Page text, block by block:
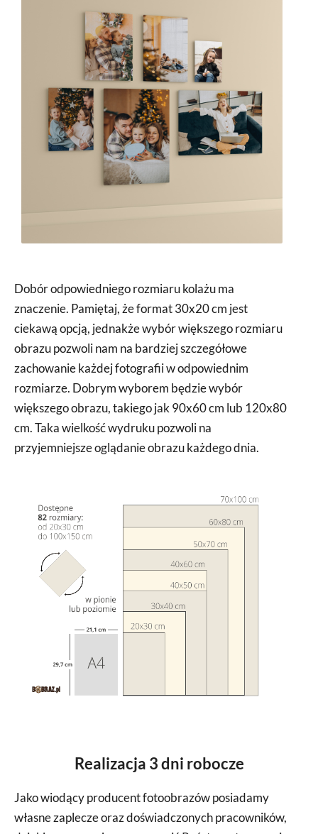
Dobór odpowiedniego rozmiaru kolażu ma
znaczenie. Pamiętaj, że format 30x20 cm jest
ciekawą opcją, jednakże wybór większego rozmiaru
obrazu pozwoli nam na bardziej szczegółowe
zachowanie każdej fotografii w odpowiednim
rozmiarze. Dobrym wyborem będzie wybór
większego obrazu, takiego jak 90x60 cm lub 120x80
cm. Taka wielkość wydruku pozwoli na
przyjemniejsze oglądanie obrazu każdego dnia.
Realizacja 3 dni robocze
Jako wiodący producent fotoobrazów posiadamy
własne zaplecze oraz doświadczonych pracowników,